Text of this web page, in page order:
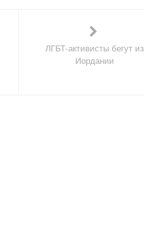
ЛГБТ-активисты бегут из
Иордании